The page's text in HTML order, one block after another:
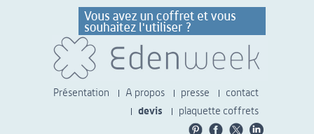
Présentation A propos presse
contact
devis
plaquette coffrets